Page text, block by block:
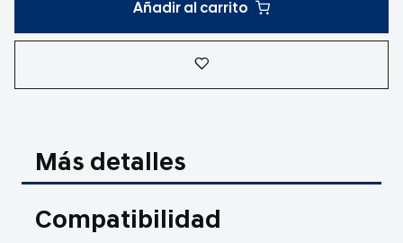
Añadir al carrito
Más detalles
Compatibilidad